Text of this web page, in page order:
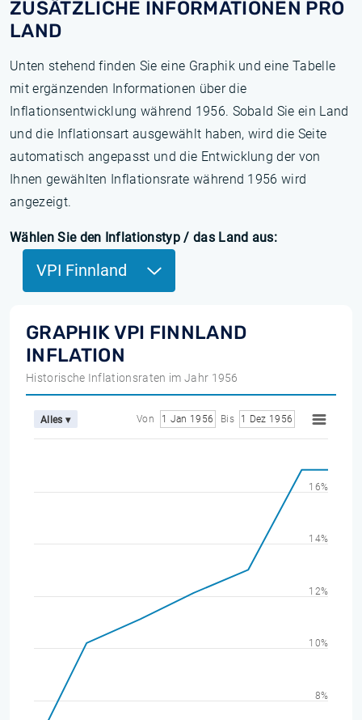
ZUSÄTZLICHE INFORMATIONEN PRO
LAND
Unten stehend finden Sie eine Graphik und eine Tabelle
mit ergänzenden Informationen über die
Inflationsentwicklung während 1956. Sobald Sie ein Land
und die Inflationsart ausgewählt haben, wird die Seite
automatisch angepasst und die Entwicklung der von
Ihnen gewählten Inflationsrate während 1956 wird
angezeigt.
Wählen Sie den Inflationstyp / das Land aus:
VPI Finnland
GRAPHIK VPI FINNLAND
INFLATION
Historische Inflationsraten im Jahr 1956
Alles ▾ Von 1 Jan 1956 Bis 1 Dez 1956
8%
10%
12%
14%
16%